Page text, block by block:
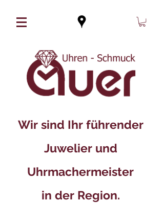
Wir sind Ihr führender
Juwelier und
Uhrmachermeister
in der Region.​